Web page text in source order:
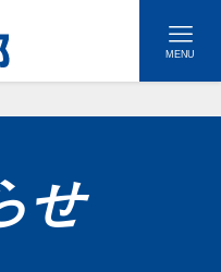
MENU
せ